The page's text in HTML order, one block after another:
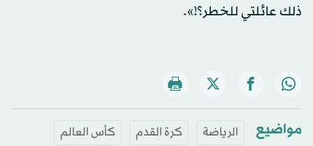
ذلك عائلتي للخطر؟!».
مواضيع الرياضة كرة القدم
كأس العالم